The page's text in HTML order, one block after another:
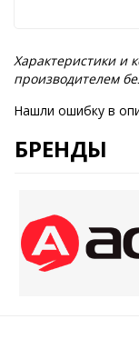
Характеристики и
производителем
Нашли ошибку в
БРЕНДЫ